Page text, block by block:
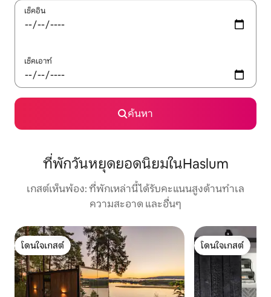
เช็คอิน
เช็คเอาท์
ค้นหา
ที่พักวันหยุดยอดนิยมในHaslum
เกสต์เห็นพ้อง: ที่พักเหล่านี้ได้รับคะแนนสูงด้านทำเล
ความสะอาด และอื่นๆ
โดนใจเกสต์
โดนใจเกสต์
โดนใจเกสต์
โดนใจเกสต์